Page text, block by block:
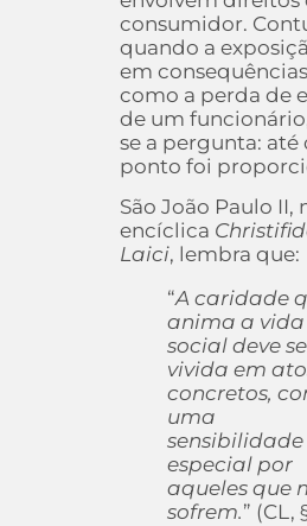
consumidor.
quando a
em
como a perda de
de um
se a pergunta: até
ponto foi
São João Paulo II,
encíclica
Laici, lembra que:
“A caridade
anima a vida
social deve
vivida em
concretos,
uma
sensibilidade
especial por
aqueles que
sofrem.” (CL,